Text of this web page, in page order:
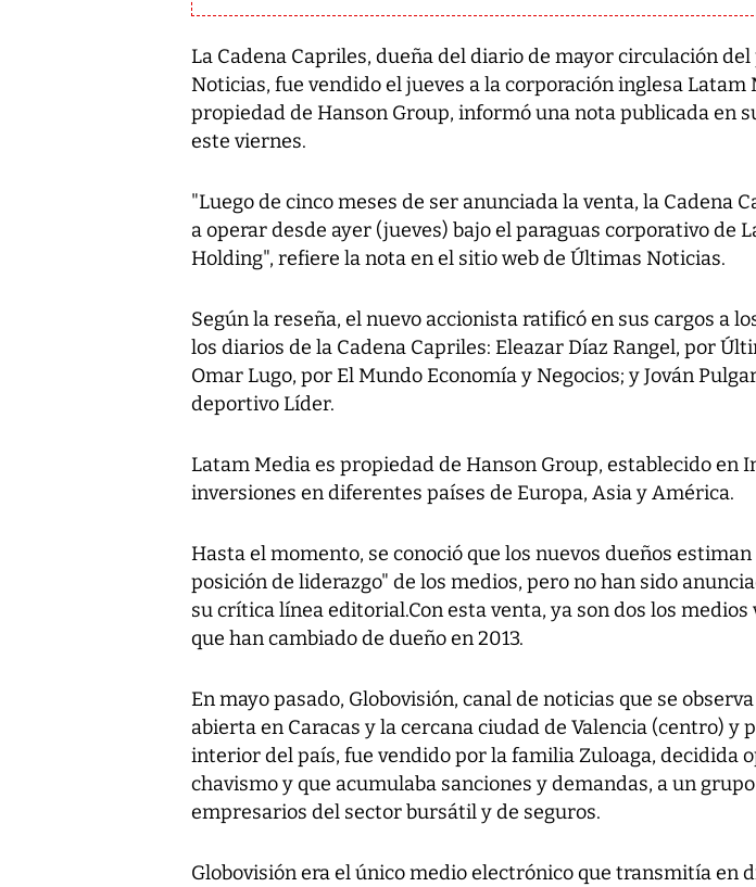
La Cadena Capriles, dueña del diario de mayor circulación
Noticias, fue vendido el jueves a la corporación inglesa Latam
propiedad de Hanson Group, informó una nota publicada en
este viernes.
"Luego de cinco meses de ser anunciada la venta, la Cadena
a operar desde ayer (jueves) bajo el paraguas corporativo de
Holding", refiere la nota en el sitio web de Últimas Noticias.
Según la reseña, el nuevo accionista ratificó en sus cargos a
los diarios de la Cadena Capriles: Eleazar Díaz Rangel, por
Omar Lugo, por El Mundo Economía y Negocios; y Jován
deportivo Líder.
Latam Media es propiedad de Hanson Group, establecido en
inversiones en diferentes países de Europa, Asia y América.
Hasta el momento, se conoció que los nuevos dueños
posición de liderazgo" de los medios, pero no han sido
su crítica línea editorial.Con esta venta, ya son dos los medios
que han cambiado de dueño en 2013.
En mayo pasado, Globovisión, canal de noticias que se
abierta en Caracas y la cercana ciudad de Valencia (centro) y
interior del país, fue vendido por la familia Zuloaga, decidida
chavismo y que acumulaba sanciones y demandas, a un
empresarios del sector bursátil y de seguros.
Globovisión era el único medio electrónico que transmitía en